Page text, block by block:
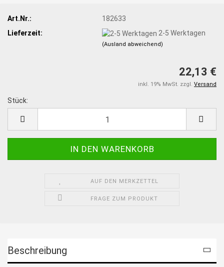
Art.Nr.:
182633
Lieferzeit:
2-5 Werktagen
(Ausland abweichend)
22,13 €
inkl. 19% MwSt. zzgl. Versand
Stück:
AUF DEN MERKZETTEL
FRAGE ZUM PRODUKT
Beschreibung